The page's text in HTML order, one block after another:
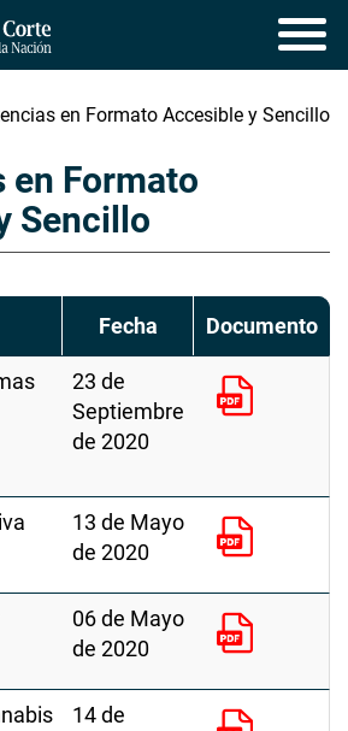
en Formato Accesible y Sencillo
en Formato
Sencillo
Fecha Documento
23 de
Septiembre
de 2020
13 de Mayo
de 2020
06 de Mayo
de 2020
14 de